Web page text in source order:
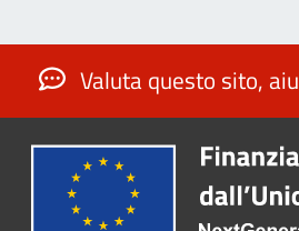
Valuta questo sito,